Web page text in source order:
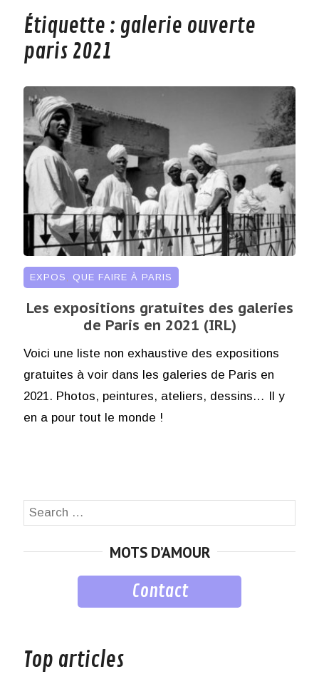
Étiquette : galerie ouverte
paris 2021
EXPOS QUE FAIRE À PARIS
Les expositions gratuites des galeries
de Paris en 2021 (IRL)
Voici une liste non exhaustive des expositions
gratuites à voir dans les galeries de Paris en
2021. Photos, peintures, ateliers, dessins… Il y
en a pour tout le monde !
Search
MOTS D’AMOUR
Contact
Top articles